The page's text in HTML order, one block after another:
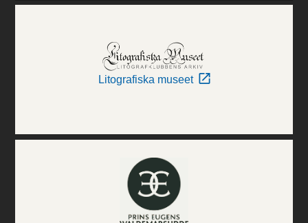
Litografiska museet